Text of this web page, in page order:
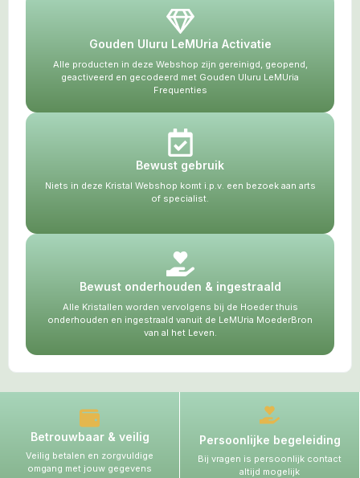
Gouden Uluru LeMUria Activatie
Alle producten in deze Webshop zijn gereinigd, geopend,
geactiveerd en gecodeerd met Gouden Uluru LeMUria
Frequenties
Bewust gebruik
Niets in deze Kristal Webshop komt i.p.v. een bezoek aan arts
of specialist.
Bewust onderhouden & ingestraald
Alle Kristallen worden vervolgens bij de Hoeder thuis
onderhouden en ingestraald vanuit de LeMUria MoederBron
van al het Leven.
Betrouwbaar & veilig
Veilig betalen en zorgvuldige
omgang met jouw gegevens
Persoonlijke begeleiding
Bij vragen is persoonlijk contact
altijd mogelijk